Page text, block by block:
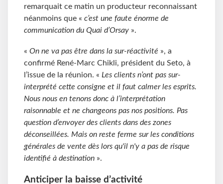
remarquait ce matin un producteur reconnaissant
néanmoins que « c’est une faute énorme de
communication du Quai d’Orsay ».
« On ne va pas être dans la sur-réactivité », a
confirmé René-Marc Chikli, président du Seto, à
l’issue de la réunion. « Les clients n’ont pas sur-
interprété cette consigne et il faut calmer les esprits.
Nous nous en tenons donc à l’interprétation
raisonnable et ne changeons pas nos positions. Pas
question d’envoyer des clients dans des zones
déconseillées. Mais on reste ferme sur les conditions
générales de vente dès lors qu'il n'y a pas de risque
identifié à destination ».
Anticiper la baisse d’activité